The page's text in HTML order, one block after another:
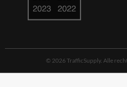
© 2026 TrafficSupply. Alle